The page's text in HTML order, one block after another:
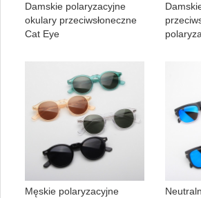
Damskie polaryzacyjne
okulary przeciwsłoneczne
Cat Eye
Męskie polaryzacyjne